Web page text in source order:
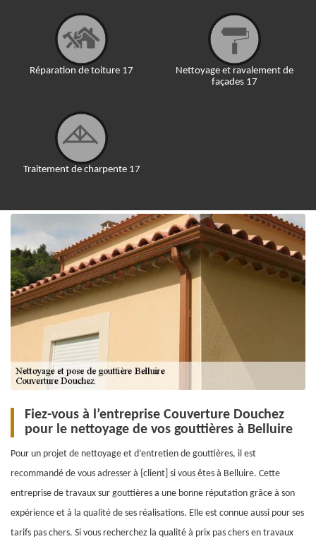
Réparation de toiture 17
Traitement de charpente 17
Nettoyage et ravalement de
façades 17
Fiez-vous à l’entreprise Couverture Douchez
pour le nettoyage de vos gouttières à Belluire
Pour un projet de nettoyage et d’entretien de gouttières, il est
recommandé de vous adresser à {client] si vous êtes à Belluire. Cette
entreprise de travaux sur gouttières a une bonne réputation grâce à son
expérience et à la qualité de ses réalisations. Elle est connue aussi pour ses
tarifs pas chers. Si vous recherchez la qualité à prix pas chers en travaux